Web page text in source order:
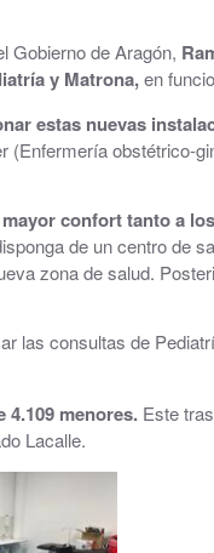
Corredor del
Cruz
verdes
en el municipio
Gobierno de Aragón,
y Matrona,en
estas nuevas
obstétrico-
confort tanto a
de un centro de
zona de salud.
las consultas de
menores. Este
Lacalle.